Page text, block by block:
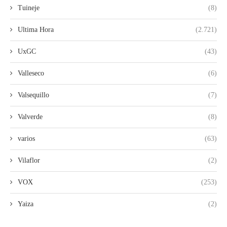
Tuineje (8)
Ultima Hora (2.721)
UxGC (43)
Valleseco (6)
Valsequillo (7)
Valverde (8)
varios (63)
Vilaflor (2)
VOX (253)
Yaiza (2)